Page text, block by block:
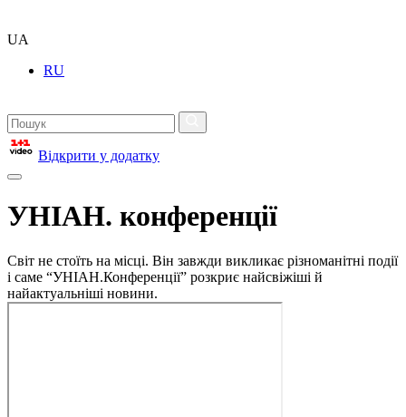
UA
RU
Відкрити у додатку
УНІАН. конференції
Світ не стоїть на місці. Він завжди викликає різноманітні події
і саме “УНІАН.Конференції” розкриє найсвіжіші й
найактуальніші новини.